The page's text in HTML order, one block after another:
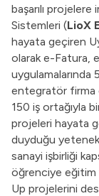
başarılı
Sistemleri (LioX
hayata geçiren
olarak e-Fatura,
uygulamalarında
entegratör firma
150 iş ortağıyla
projeleri hayata
duyduğu
sanayi işbirliği
öğrenciye eğitim
Up projelerini